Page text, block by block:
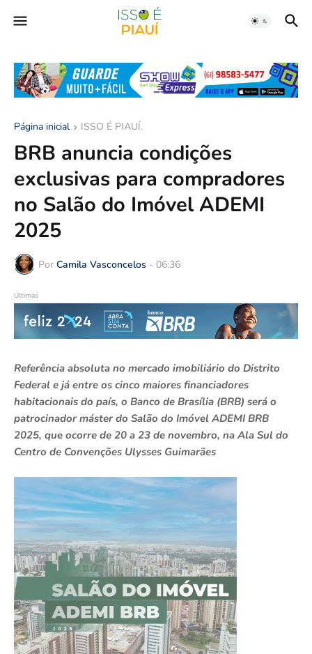
Página inicial ISSO É PIAUÍ.
BRB anuncia condições
exclusivas para compradores
no Salão do Imóvel ADEMI
2025
Por Camila Vasconcelos - 06:36
Últimas
Referência absoluta no mercado imobiliário do Distrito
Federal e já entre os cinco maiores financiadores
habitacionais do país, o Banco de Brasília (BRB) será o
patrocinador máster do Salão do Imóvel ADEMI BRB
2025, que ocorre de 20 a 23 de novembro, na Ala Sul do
Centro de Convenções Ulysses Guimarães